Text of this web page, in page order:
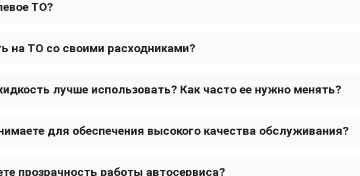
ТО?
на ТО со своими расходниками?
лучше использовать? Как часто ее нужно менять?
для обеспечения высокого качества обслуживания?
прозрачность работы автосервиса?